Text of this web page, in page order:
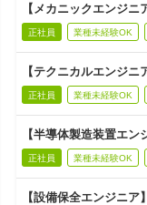
【メカニックエンジ
正社員 業種未経験OK
【テクニカルエンジ
正社員 業種未経験OK
【半導体製造装置エ
正社員 業種未経験OK
【設備保全エンジニ